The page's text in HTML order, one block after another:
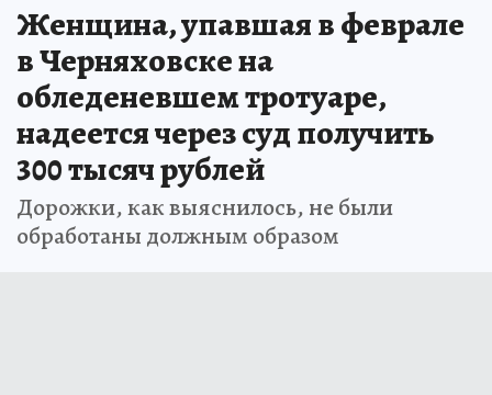
Женщина, упавшая в феврале
в Черняховске на
обледеневшем тротуаре,
надеется через суд получить
300 тысяч рублей
Дорожки, как выяснилось, не были
обработаны должным образом